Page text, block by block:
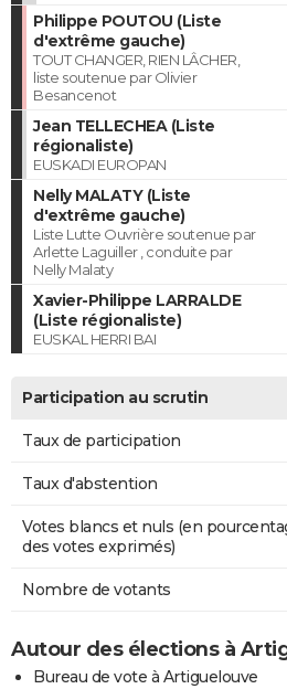
Philippe POUTOU (Liste
d'extrême gauche)
TOUT CHANGER, RIEN LÂCHER,
liste soutenue par Olivier
Besancenot
Jean TELLECHEA (Liste
régionaliste)
EUSKADI EUROPAN
Nelly MALATY (Liste
d'extrême gauche)
Liste Lutte Ouvrière soutenue par
Arlette Laguiller , conduite par
Nelly Malaty
Xavier-Philippe LARRALDE
(Liste régionaliste)
EUSKAL HERRI BAI
Participation au scrutin
Taux de participation
Taux d'abstention
Votes blancs et nuls (en
des votes exprimés)
Nombre de votants
Autour des élections à
Bureau de vote à Artiguelouve